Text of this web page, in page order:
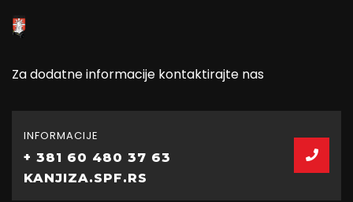
Za dodatne informacije kontaktirajte nas
INFORMACIJE
+ 381 60 480 37 63
KANJIZA.SPF.RS